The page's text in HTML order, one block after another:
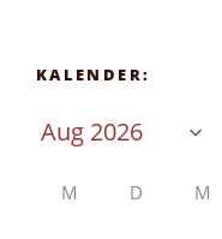
KALENDER:
M D M